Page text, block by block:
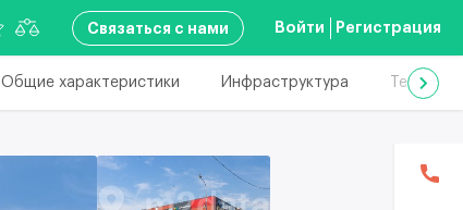
Связаться с нами Войти Регистрация
Общие характеристики Инфраструктура